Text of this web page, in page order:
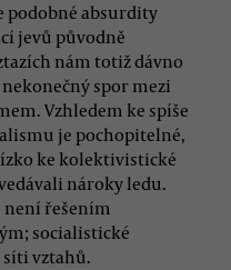
podobné absurdity
jevů původně
nám totiž dávno
spor mezi
Vzhledem ke spíše
je pochopitelné,
ke kolektivistické
nároky ledu.
řešením
socialistické
síti vztahů.